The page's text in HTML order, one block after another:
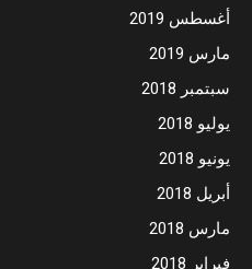
أغسطس 2019
مارس 2019
سبتمبر 2018
يوليو 2018
يونيو 2018
أبريل 2018
مارس 2018
فبراير 2018